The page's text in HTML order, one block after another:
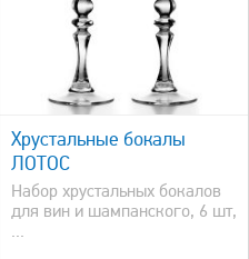
Хрустальные бокалы
ЛОТОС
Набор хрустальных бокалов
для вин и шампанского, 6 шт,
...